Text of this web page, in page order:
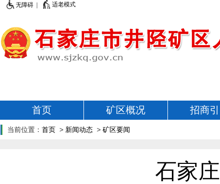
无障碍 | 适老模式
首页 矿区概况 招商
当前位置： 首页 > 新闻动态 > 矿区要闻
石家